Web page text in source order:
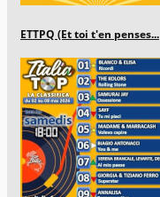
ETTPQ (Et toi t'en penses...